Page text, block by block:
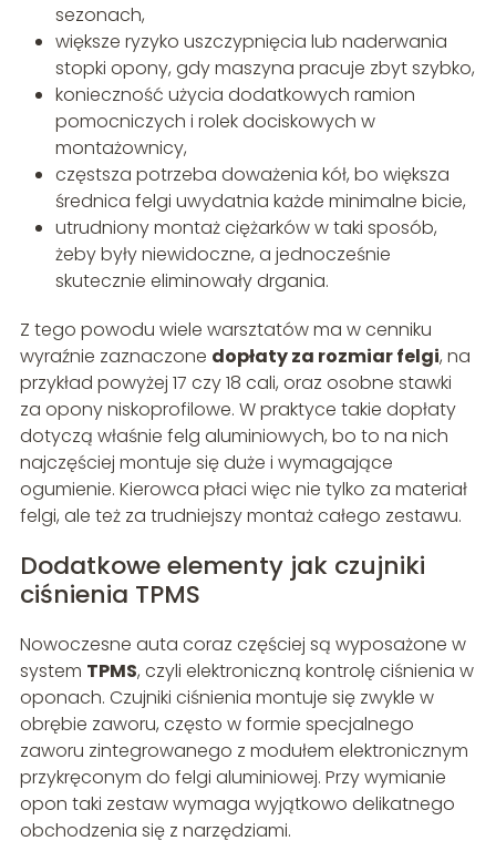
sezonach,
większe ryzyko uszczypnięcia lub naderwania
stopki opony, gdy maszyna pracuje zbyt szybko,
konieczność użycia dodatkowych ramion
pomocniczych i rolek dociskowych w
montażownicy,
częstsza potrzeba doważenia kół, bo większa
średnica felgi uwydatnia każde minimalne bicie,
utrudniony montaż ciężarków w taki sposób,
żeby były niewidoczne, a jednocześnie
skutecznie eliminowały drgania.
Z tego powodu wiele warsztatów ma w cenniku
wyraźnie zaznaczone dopłaty za rozmiar felgi, na
przykład powyżej 17 czy 18 cali, oraz osobne stawki
za opony niskoprofilowe. W praktyce takie dopłaty
dotyczą właśnie felg aluminiowych, bo to na nich
najczęściej montuje się duże i wymagające
ogumienie. Kierowca płaci więc nie tylko za materiał
felgi, ale też za trudniejszy montaż całego zestawu.
Dodatkowe elementy jak czujniki
ciśnienia TPMS
Nowoczesne auta coraz częściej są wyposażone w
system TPMS, czyli elektroniczną kontrolę ciśnienia w
oponach. Czujniki ciśnienia montuje się zwykle w
obrębie zaworu, często w formie specjalnego
zaworu zintegrowanego z modułem elektronicznym
przykręconym do felgi aluminiowej. Przy wymianie
opon taki zestaw wymaga wyjątkowo delikatnego
obchodzenia się z narzędziami.